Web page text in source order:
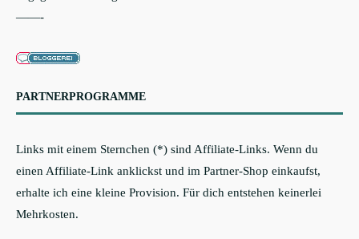
——-
PARTNERPROGRAMME
Links mit einem Sternchen (*) sind Affiliate-Links. Wenn du
einen Affiliate-Link anklickst und im Partner-Shop einkaufst,
erhalte ich eine kleine Provision. Für dich entstehen keinerlei
Mehrkosten.